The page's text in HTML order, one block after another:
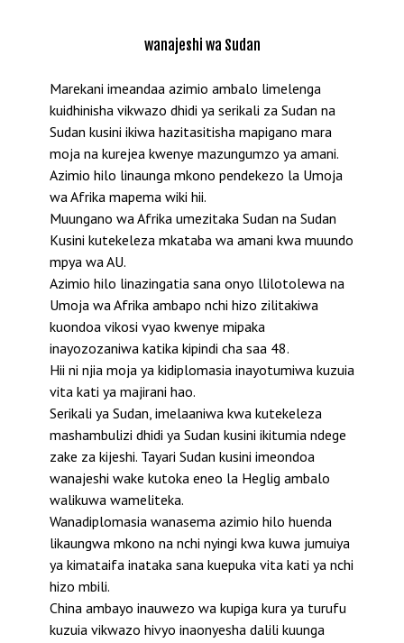
wanajeshi wa Sudan
Marekani imeandaa azimio ambalo limelenga
kuidhinisha vikwazo dhidi ya serikali za Sudan na
Sudan kusini ikiwa hazitasitisha mapigano mara
moja na kurejea kwenye mazungumzo ya amani.
Azimio hilo linaunga mkono pendekezo la Umoja
wa Afrika mapema wiki hii.
Muungano wa Afrika umezitaka Sudan na Sudan
Kusini kutekeleza mkataba wa amani kwa muundo
mpya wa AU.
Azimio hilo linazingatia sana onyo llilotolewa na
Umoja wa Afrika ambapo nchi hizo zilitakiwa
kuondoa vikosi vyao kwenye mipaka
inayozozaniwa katika kipindi cha saa 48.
Hii ni njia moja ya kidiplomasia inayotumiwa kuzuia
vita kati ya majirani hao.
Serikali ya Sudan, imelaaniwa kwa kutekeleza
mashambulizi dhidi ya Sudan kusini ikitumia ndege
zake za kijeshi. Tayari Sudan kusini imeondoa
wanajeshi wake kutoka eneo la Heglig ambalo
walikuwa wameliteka.
Wanadiplomasia wanasema azimio hilo huenda
likaungwa mkono na nchi nyingi kwa kuwa jumuiya
ya kimataifa inataka sana kuepuka vita kati ya nchi
hizo mbili.
China ambayo inauwezo wa kupiga kura ya turufu
kuzuia vikwazo hivyo inaonyesha dalili kuunga